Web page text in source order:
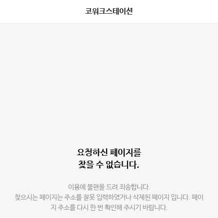
코워크스테이션
요청하신 페이지를
찾을 수 없습니다.
이용에 불편을 드려 죄송합니다.
찾으시는 페이지는 주소를 잘못 입력하였거나 삭제된 페이지 입니다. 페이
지 주소를 다시 한 번 확인해 주시기 바랍니다.